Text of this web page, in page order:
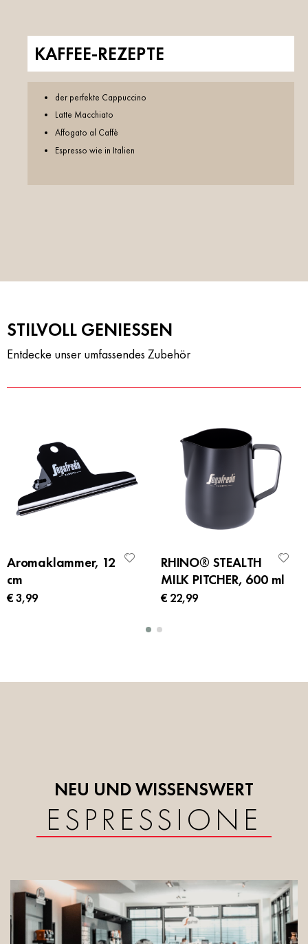
KAFFEE-REZEPTE
der perfekte Cappuccino
Latte Macchiato
Affogato al Caffè
Espresso wie in Italien
STILVOLL GENIESSEN
Entdecke unser umfassendes Zubehör
Aromaklammer, 12
cm
€ 3,99
RHINO® STEALTH
MILK PITCHER, 600 ml
€ 22,99
NEU UND WISSENSWERT
ESPRESSIONE